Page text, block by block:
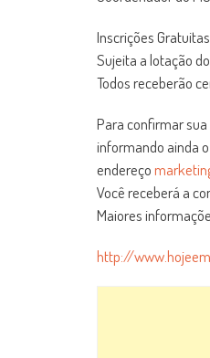
Inscrições Gratuitas
Sujeita a lotação
Todos receberão
Para confirmar
informando ainda
endereço
Você receberá a
Maiores
http://